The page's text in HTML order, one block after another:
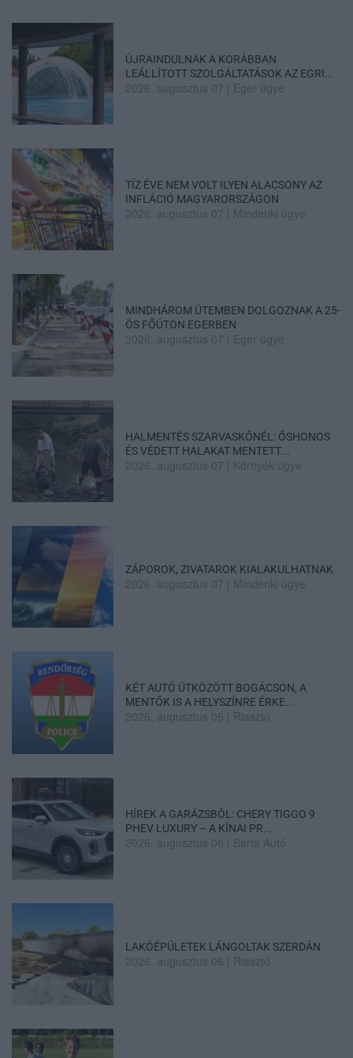
ÚJRAINDULNAK A KORÁBBAN
LEÁLLÍTOTT SZOLGÁLTATÁSOK AZ EGRI...
2026. augusztus 07 Eger ügye
TÍZ ÉVE NEM VOLT ILYEN ALACSONY AZ
INFLÁCIÓ MAGYARORSZÁGON
2026. augusztus 07 Mindenki ügye
MINDHÁROM ÜTEMBEN DOLGOZNAK A 25-
ÖS FŐÚTON EGERBEN
2026. augusztus 07 Eger ügye
HALMENTÉS SZARVASKŐNÉL: ŐSHONOS
ÉS VÉDETT HALAKAT MENTETT...
2026. augusztus 07 Környék ügye
ZÁPOROK, ZIVATAROK KIALAKULHATNAK
2026. augusztus 07 Mindenki ügye
KÉT AUTÓ ÜTKÖZÖTT BOGÁCSON, A
MENTŐK IS A HELYSZÍNRE ÉRKE...
2026. augusztus 06 Riasztó
HÍREK A GARÁZSBÓL: CHERY TIGGO 9
PHEV LUXURY – A KÍNAI PR...
2026. augusztus 06 Barta Autó
LAKÓÉPÜLETEK LÁNGOLTAK SZERDÁN
2026. augusztus 06 Riasztó